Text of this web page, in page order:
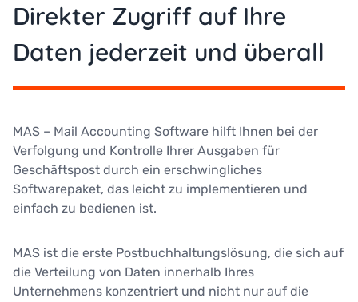
Direkter Zugriff auf Ihre
Daten jederzeit und überall
MAS – Mail Accounting Software hilft Ihnen bei der
Verfolgung und Kontrolle Ihrer Ausgaben für
Geschäftspost durch ein erschwingliches
Softwarepaket, das leicht zu implementieren und
einfach zu bedienen ist.
MAS ist die erste Postbuchhaltungslösung, die sich auf
die Verteilung von Daten innerhalb Ihres
Unternehmens konzentriert und nicht nur auf die